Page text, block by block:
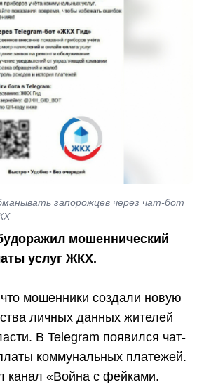
запорожцев через чат-бот
мошеннический
услуг ЖКХ.
мошенники создали новую
личных данных жителей
В Telegram появился чат-
коммунальных платежей.
канал «Война с фейками.